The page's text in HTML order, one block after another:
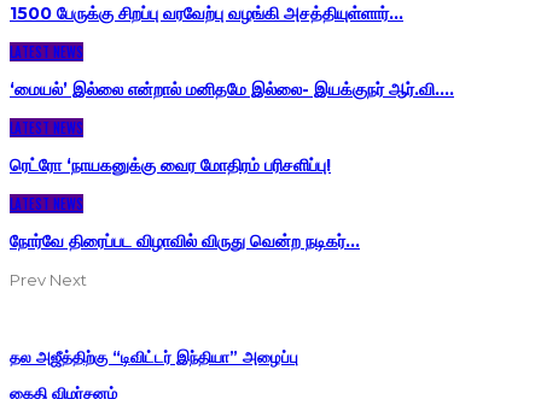
1500 பேருக்கு சிறப்பு வரவேற்பு வழங்கி அசத்தியுள்ளார்…
LATEST NEWS
‘மையல்’ இல்லை என்றால் மனிதமே இல்லை- இயக்குநர் ஆர்.வி.…
LATEST NEWS
ரெட்ரோ ‘நாயகனுக்கு வைர மோதிரம் பரிசளிப்பு!
LATEST NEWS
நோர்வே திரைப்பட விழாவில் விருது வென்ற நடிகர்…
Prev Next
தல அஜீத்திற்கு “டிவிட்டர் இந்தியா” அழைப்பு
கைதி விமர்சனம்